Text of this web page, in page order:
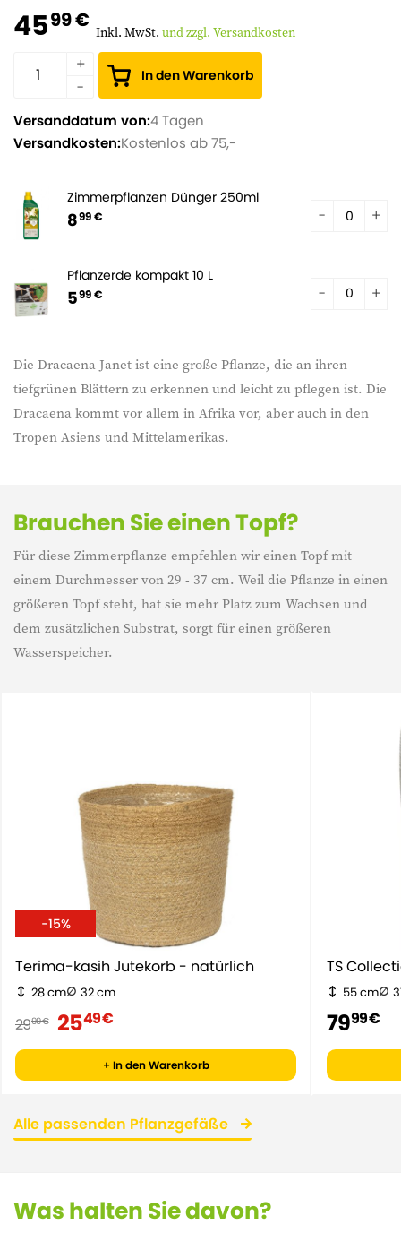
Die Dracaena Janet ist eine große Pflanze, die an ihren
tiefgrünen Blättern zu erkennen und leicht zu pflegen ist. Die
Dracaena kommt vor allem in Afrika vor, aber auch in den
Tropen Asiens und Mittelamerikas.
4599 € Inkl. MwSt. und zzgl. Versandkosten
In den Warenkorb
Versanddatum von:4 Tagen
Versandkosten:Kostenlos ab 75,-
Zimmerpflanzen Dünger 250ml
899 €
Pflanzerde kompakt 10 L
599 €
Brauchen Sie einen Topf?
Für diese Zimmerpflanze empfehlen wir einen Topf mit
einem Durchmesser von 29 - 37 cm. Weil die Pflanze in einen
größeren Topf steht, hat sie mehr Platz zum Wachsen und
dem zusätzlichen Substrat, sorgt für einen größeren
Wasserspeicher.
-15%
Terima-kasih Jutekorb - natürlich
28 cm 32 cm
2999 € 2549 €
+ In den Warenkorb
TS
55 cm
7999 €
Alle passenden Pflanzgefäße
Was halten Sie davon?